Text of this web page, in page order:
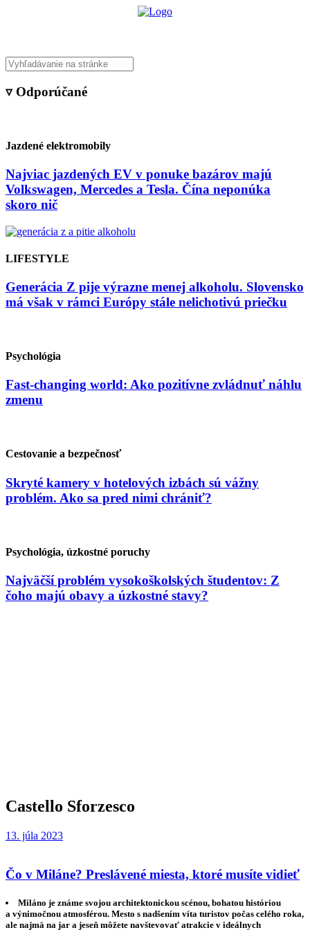
▿ Odporúčané
Jazdené elektromobily
Najviac jazdených EV v ponuke bazárov majú
Volkswagen, Mercedes a Tesla. Čína neponúka
skoro nič
LIFESTYLE
Generácia Z pije výrazne menej alkoholu. Slovensko
má však v rámci Európy stále nelichotivú priečku
Psychológia
Fast-changing world: Ako pozitívne zvládnuť náhlu
zmenu
Cestovanie a bezpečnosť
Skryté kamery v hotelových izbách sú vážny
problém. Ako sa pred nimi chrániť?
Psychológia, úzkostné poruchy
Najväčší problém vysokoškolských študentov: Z
čoho majú obavy a úzkostné stavy?
Castello Sforzesco
13. júla 2023
Čo v Miláne? Preslávené miesta, ktoré musíte vidieť
Miláno je známe svojou architektonickou scénou, bohatou históriou
a výnimočnou atmosférou. Mesto s nadšením víta turistov počas celého roka,
ale najmä na jar a jeseň môžete navštevovať atrakcie v ideálnych